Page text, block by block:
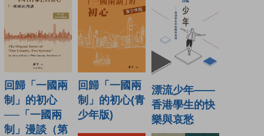
回歸「一國兩
制」的初心
──「一國兩
制」漫談（第
回歸「一國兩
制」的初心(青
少年版)
漂流少年——
香港學生的快
樂與哀愁